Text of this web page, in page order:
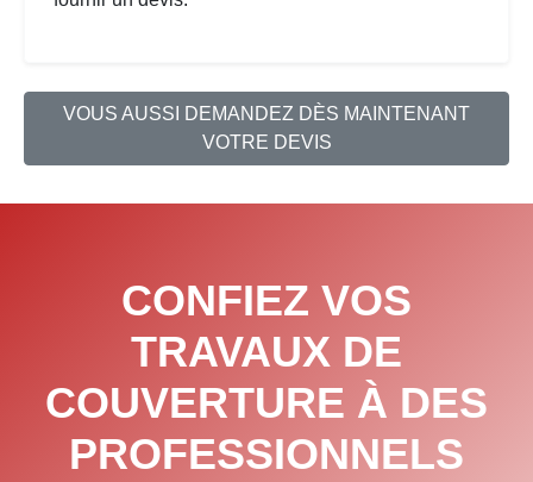
VOUS AUSSI DEMANDEZ DÈS MAINTENANT
VOTRE DEVIS
CONFIEZ VOS
TRAVAUX DE
COUVERTURE À DES
PROFESSIONNELS